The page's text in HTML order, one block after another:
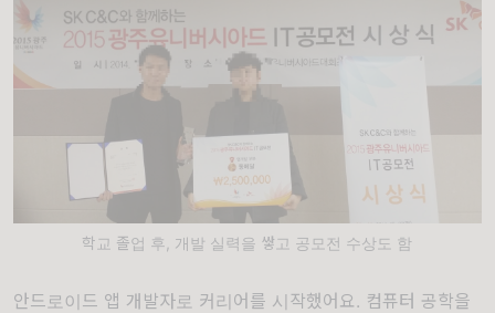
학교 졸업 후, 개발 실력을 쌓고 공모전 수상도 함
안드로이드 앱 개발자로 커리어를 시작했어요. 컴퓨터 공학을